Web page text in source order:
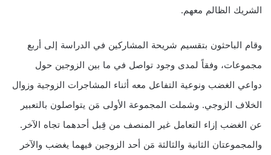
الشريك الظالم معهم.
وقام الباحثون بتقسيم شريحة المشاركين في الدراسة إلى أربع
مجموعات، وفقاً لمدى وجود تواصل في ما بين الزوجين حول
دواعي الغضب ونوعية التفاعل معه أثناء المشاجرات الزوجية وزوال
الخلاف الزوجي. وشملت المجموعة الأولى مَن يتواصلون بالتعبير
عن الغضب إزاء التعامل غير المنصف من قِبل أحدهما تجاه الآخر.
والمجموعتان الثانية والثالثة مَن أحد الزوجين فيهما يغضب والآخر